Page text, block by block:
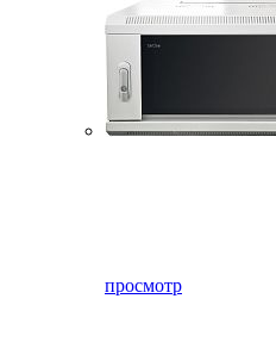
просмотр